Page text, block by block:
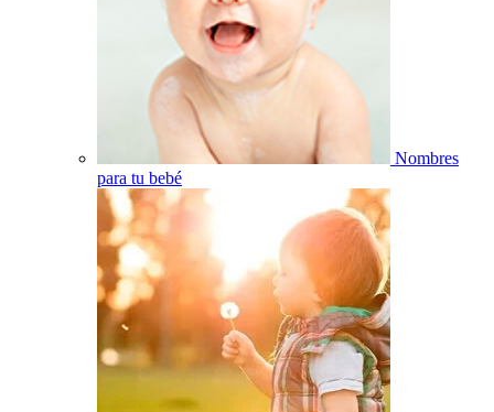
Nombres
para tu bebé